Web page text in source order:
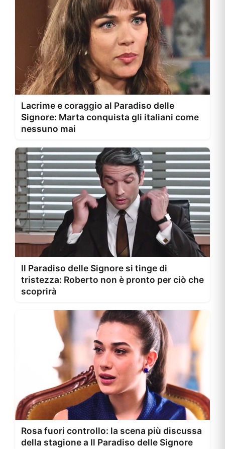
Lacrime e coraggio al Paradiso delle
Signore: Marta conquista gli italiani come
nessuno mai
Il Paradiso delle Signore si tinge di
tristezza: Roberto non è pronto per ciò che
scoprirà
Rosa fuori controllo: la scena più discussa
della stagione a Il Paradiso delle Signore